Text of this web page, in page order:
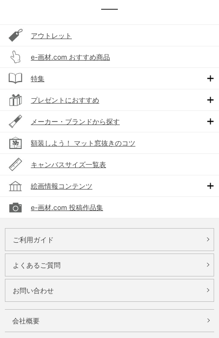
アウトレット
e-画材.com おすすめ商品
特集
プレゼントにおすすめ
メーカー・ブランドから探す
額装しよう！ マット窓抜きのコツ
キャンバスサイズ一覧表
絵画情報コンテンツ
e-画材.com 投稿作品集
ご利用ガイド
よくあるご質問
お問い合わせ
会社概要